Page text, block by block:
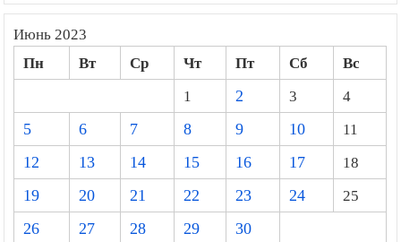
Июнь 2023
Пн Вт Ср Чт Пт Сб
Вс
1
2 3
4
5
6 7 8 9 10
11
12
13 14 15 16 17
18
19
20 21 22 23 24
25
26
27 28 29 30